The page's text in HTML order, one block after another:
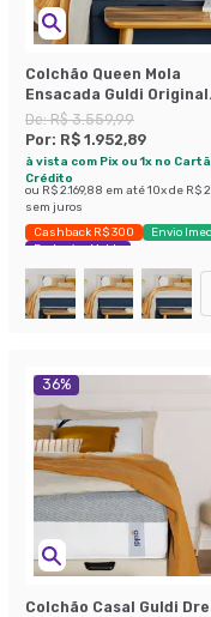
Colchão Queen Mola
Ensacada Guldi Original
Macio (25x158x198) Azul
Branco
De:R$ 3.559,99
Por: R$ 1.952,89
à vista com Pix ou 1x no
Crédito
ou R$ 2.169,88 em até10x de R$
sem juros
Cashback R$ 300
Envio
Exclusivo Mobly
36%
Colchão Casal Guldi